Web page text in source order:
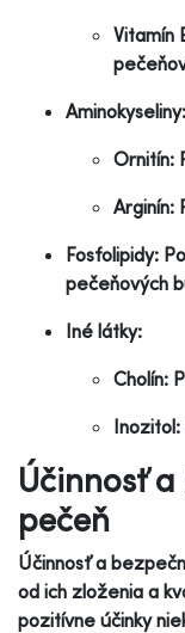
Vitamín
Aminokyseliny:
Ornitín:
Arginín:
Fosfolipidy:
pečeňových
Iné látky:
Cholín:
Inozitol:
Účinnosť
pečeň
Účinnosť a
od ich zloženia a
pozitívne účinky